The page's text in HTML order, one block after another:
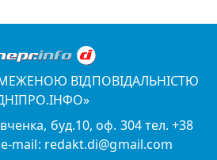
ВІДПОВІДАЛЬНІСТЮ
буд.10, оф. 304 тел. +38
mail: redakt.di@gmail.com